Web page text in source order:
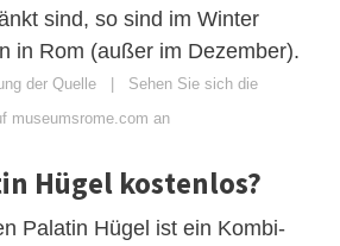
sind, so sind im Winter
in Rom (außer im Dezember).
der Quelle | Sehen Sie sich die
museumsrome.com an
Hügel kostenlos?
Palatin Hügel ist ein Kombi-